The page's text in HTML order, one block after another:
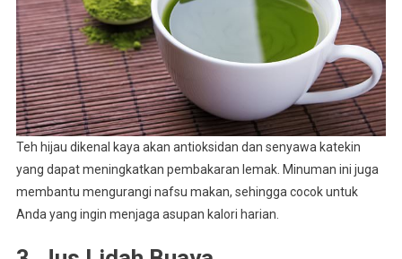
Teh hijau dikenal kaya akan antioksidan dan senyawa katekin
yang dapat meningkatkan pembakaran lemak. Minuman ini juga
membantu mengurangi nafsu makan, sehingga cocok untuk
Anda yang ingin menjaga asupan kalori harian.